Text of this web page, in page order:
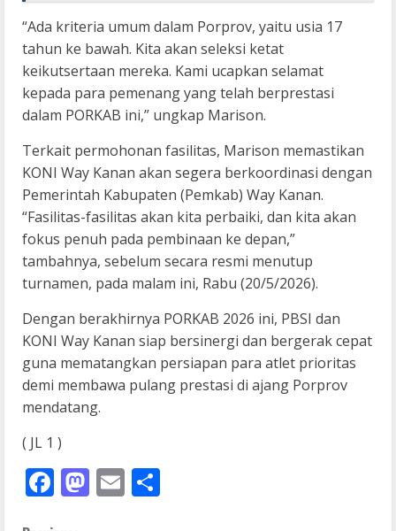
“Ada kriteria umum dalam Porprov, yaitu usia 17
tahun ke bawah. Kita akan seleksi ketat
keikutsertaan mereka. Kami ucapkan selamat
kepada para pemenang yang telah berprestasi
dalam PORKAB ini,” ungkap Marison.
Terkait permohonan fasilitas, Marison memastikan
KONI Way Kanan akan segera berkoordinasi dengan
Pemerintah Kabupaten (Pemkab) Way Kanan.
“Fasilitas-fasilitas akan kita perbaiki, dan kita akan
fokus penuh pada pembinaan ke depan,”
tambahnya, sebelum secara resmi menutup
turnamen, pada malam ini, Rabu (20/5/2026).
Dengan berakhirnya PORKAB 2026 ini, PBSI dan
KONI Way Kanan siap bersinergi dan bergerak cepat
guna mematangkan persiapan para atlet prioritas
demi membawa pulang prestasi di ajang Porprov
mendatang.
( JL 1 )
Facebook
Mastodon
Email